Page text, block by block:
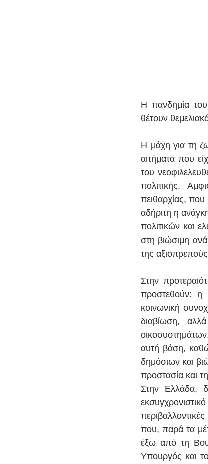
Η πανδημία
θέτουν
Η μάχη για τη
αιτήματα που
του
πολιτικής.
πειθαρχίας, που
αδήριτη η
πολιτικών και
στη βιώσιμη
της
Στην
προστεθούν: η
κοινωνική
διαβίωση,
αυτή βάση,
δημόσιων και
προστασία και
Στην Ελλάδα,
που, παρά τα
έξω από τη
Υπουργός και